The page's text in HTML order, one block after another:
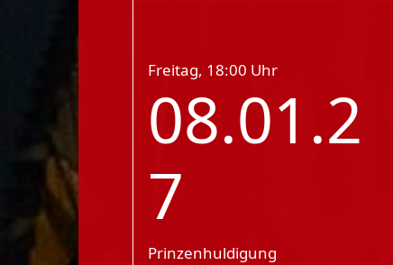
Freitag, 18:00 Uhr
08.01.2
7
Prinzenhuldigung